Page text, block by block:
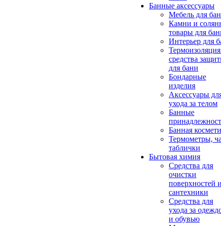
Банные аксессуары
Мебель для
Камни и
товары для
Интерьер для
средства
для бани
Бондарные
изделия
Аксеcсуары
ухода за телом
Банные
Банная
Термометры,
таблички
Бытовая химия
Средства для
очистки
поверхностей
сантехники
Средства для
ухода за
и обувью